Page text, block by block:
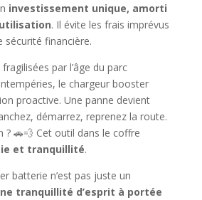
investissement unique, amorti
. Il évite les frais imprévus
financière.
par l’âge du parc
le chargeur booster
proactive. Une panne devient
démarrez, reprenez la route.
? 🚗💨 Cet outil dans le coffre
et tranquillité.
batterie n’est pas juste un
tranquillité d’esprit à portée